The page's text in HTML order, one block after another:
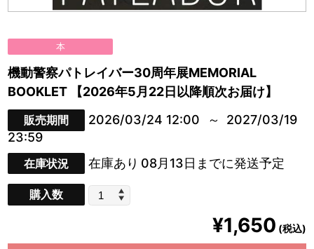
本
機動警察パトレイバー30周年展MEMORIAL
BOOKLET 【2026年5月22日以降順次お届け】
販売期間 2026/03/24 12:00
2027/03/19
23:59
在庫状況 在庫あり 08月13日までに発送予定
購入数
¥1,650 (税込)